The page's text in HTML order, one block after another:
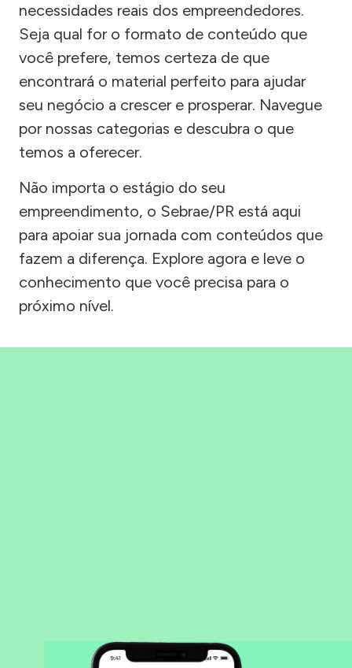
necessidades reais dos empreendedores.
Seja qual for o formato de conteúdo que
você prefere, temos certeza de que
encontrará o material perfeito para ajudar
seu negócio a crescer e prosperar. Navegue
por nossas categorias e descubra o que
temos a oferecer.
Não importa o estágio do seu
empreendimento, o Sebrae/PR está aqui
para apoiar sua jornada com conteúdos que
fazem a diferença. Explore agora e leve o
conhecimento que você precisa para o
próximo nível.